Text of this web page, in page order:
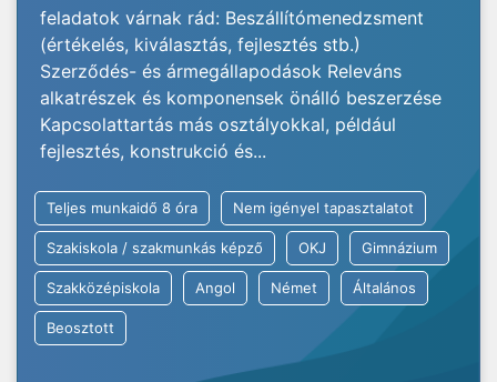
feladatok várnak rád: Beszállítómenedzsment
(értékelés, kiválasztás, fejlesztés stb.)
Szerződés- és ármegállapodások Releváns
alkatrészek és komponensek önálló beszerzése
Kapcsolattartás más osztályokkal, például
fejlesztés, konstrukció és...
Teljes munkaidő 8 óra Nem igényel tapasztalatot
Szakiskola / szakmunkás képző OKJ Gimnázium
Szakközépiskola Angol Német Általános
Beosztott